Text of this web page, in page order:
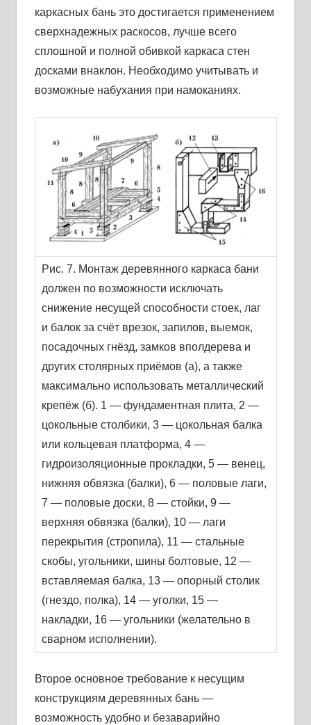
каркасных бань это достигается применением
сверхнадежных раскосов, лучше всего
сплошной и полной обивкой каркаса стен
досками внаклон. Необходимо учитывать и
возможные набухания при намоканиях.
Рис. 7. Монтаж деревянного каркаса бани
должен по возможности исключать
снижение несущей способности стоек, лаг
и балок за счёт врезок, запилов, выемок,
посадочных гнёзд, замков вполдерева и
других столярных приёмов (а), а также
максимально использовать металлический
крепёж (б). 1 — фундаментная плита, 2 —
цокольные столбики, 3 — цокольная балка
или кольцевая платформа, 4 —
гидроизоляционные прокладки, 5 — венец,
нижняя обвязка (балки), 6 — половые лаги,
7 — половые доски, 8 — стойки, 9 —
верхняя обвязка (балки), 10 — лаги
перекрытия (стропила), 11 — стальные
скобы, угольники, шины болтовые, 12 —
вставляемая балка, 13 — опорный столик
(гнездо, полка), 14 — уголки, 15 —
накладки, 16 — угольники (желательно в
сварном исполнении).
Второе основное требование к несущим
конструкциям деревянных бань —
возможность удобно и безаварийно